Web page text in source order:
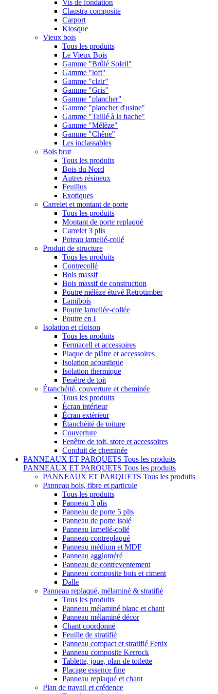
Vis de fondation
Claustra composite
Carport
Kiosque
Vieux bois
Tous les produits
Le Vieux Bois
Gamme "Brûlé Soleil"
Gamme "loft"
Gamme "clair"
Gamme "Gris"
Gamme "plancher"
Gamme "plancher d'usine"
Gamme "Taillé à la hache"
Gamme "Mélèze"
Gamme "Chêne"
Les inclassables
Bois brut
Tous les produits
Bois du Nord
Autres résineux
Feuillus
Exotiques
Carrelet et montant de porte
Tous les produits
Montant de porte replaqué
Carrelet 3 plis
Poteau lamellé-collé
Produit de structure
Tous les produits
Contrecollé
Bois massif
Bois massif de construction
Poutre mélèze étuvé Retrotimber
Lamibois
Poutre lamellée-collée
Poutre en I
Isolation et cloison
Tous les produits
Fermacell et accessoires
Plaque de plâtre et accessoires
Isolation acoustique
Isolation thermique
Fenêtre de toit
Étanchéité, couverture et cheminée
Tous les produits
Écran intérieur
Écran extérieur
Étanchéité de toiture
Couverture
Fenêtre de toit, store et accessoires
Conduit de cheminée
PANNEAUX ET PARQUETS Tous les produits
PANNEAUX ET PARQUETS Tous les produits
PANNEAUX ET PARQUETS Tous les produits
Panneau bois, fibre et particule
Tous les produits
Panneau 3 plis
Panneau de porte 5 plis
Panneau de porte isolé
Panneau lamellé-collé
Panneau contreplaqué
Panneau médium et MDF
Panneau aggloméré
Panneau de contreventement
Panneau composite bois et ciment
Dalle
Panneau replaqué, mélaminé & stratifié
Tous les produits
Panneau mélaminé blanc et chant
Panneau mélaminé décor
Chant coordonné
Feuille de stratifié
Panneau compact et stratifié Fenix
Panneau composite Kerrock
Tablette, joue, plan de toilette
Placage essence fine
Panneau replaqué et chant
Plan de travail et crédence